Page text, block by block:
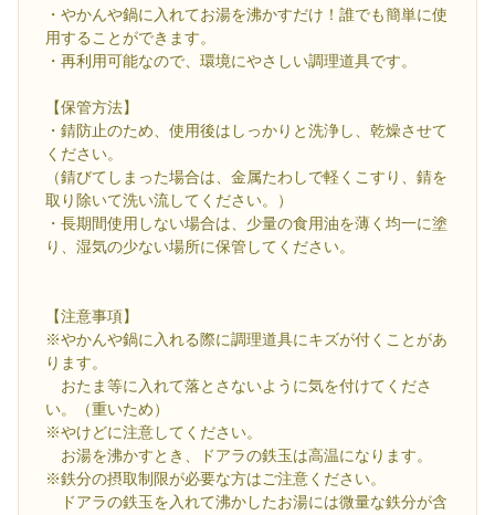
・やかんや鍋に入れてお湯を沸かすだけ！誰でも簡単に使
用することができます。
・再利用可能なので、環境にやさしい調理道具です。
【保管方法】
・錆防止のため、使用後はしっかりと洗浄し、乾燥させて
ください。
（錆びてしまった場合は、金属たわしで軽くこすり、錆を
取り除いて洗い流してください。）
・長期間使用しない場合は、少量の食用油を薄く均一に塗
り、湿気の少ない場所に保管してください。
【注意事項】
※やかんや鍋に入れる際に調理道具にキズが付くことがあ
ります。
おたま等に入れて落とさないように気を付けてくださ
い。（重いため）
※やけどに注意してください。
お湯を沸かすとき、ドアラの鉄玉は高温になります。
※鉄分の摂取制限が必要な方はご注意ください。
ドアラの鉄玉を入れて沸かしたお湯には微量な鉄分が含